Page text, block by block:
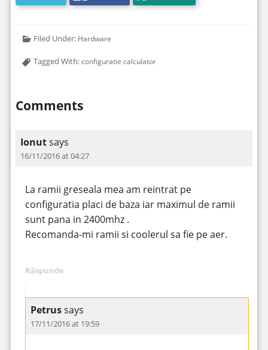
Filed Under: Hardware
Tagged With:configuratie calculator
Comments
Ionutsays
16/11/2016 at 04:27
La ramii greseala mea am reintrat pe
configuratia placi de baza iar maximul de ramii
sunt pana in 2400mhz .
Recomanda-mi ramii si coolerul sa fie pe aer.
Răspunde
Petrussays
17/11/2016 at 19:59